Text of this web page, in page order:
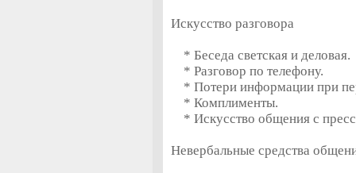
Искусство разговора
* Беседа светская и деловая.
* Разговор по телефону.
* Потери информации при
* Комплименты.
* Искусство общения с
Невербальные средства